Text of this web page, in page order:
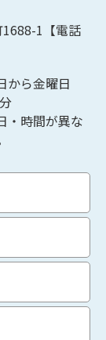
1【電話
から金曜日
・時間が異な